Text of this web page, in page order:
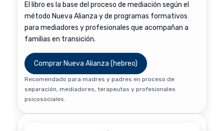
El libro es la base del proceso de mediación según el
método Nueva Alianza y de programas formativos
para mediadores y profesionales que acompañan a
familias en transición.
Comprar Nueva Alianza (hebreo)
Recomendado para madres y padres en proceso de
separación, mediadores, terapeutas y profesionales
psicosociales.